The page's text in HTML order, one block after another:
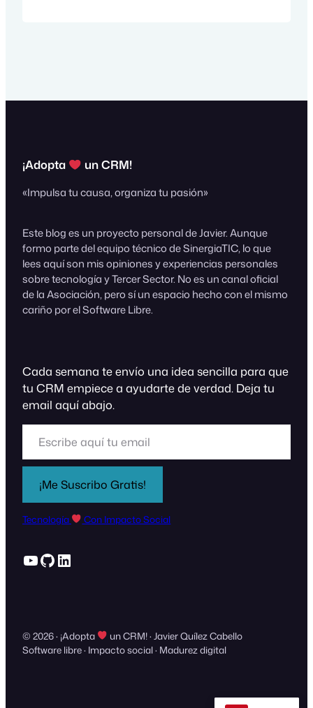
¡Adopta un CRM!
«Impulsa tu causa, organiza tu pasión»
Este blog es un proyecto personal de Javier. Aunque
formo parte del equipo técnico de SinergiaTIC, lo que
lees aquí son mis opiniones y experiencias personales
sobre tecnología y Tercer Sector. No es un canal oficial
de la Asociación, pero sí un espacio hecho con el mismo
cariño por el Software Libre.
Cada semana te envío una idea sencilla para que
tu CRM empiece a ayudarte de verdad. Deja tu
email aquí abajo.
Escribe aquí tu email
¡Me Suscribo Gratis!
Tecnología Con Impacto Social
YouTube GitHub LinkedIn
© 2026 · ¡Adopta
un CRM! · Javier Quílez Cabello
Software libre · Impacto social · Madurez digital